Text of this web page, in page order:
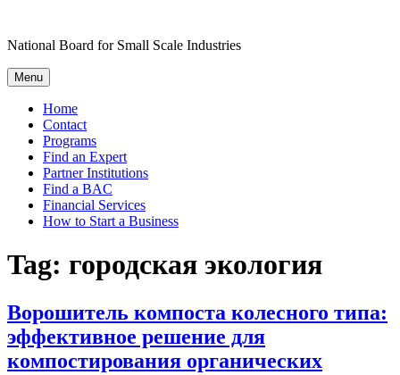
content
National Board for Small Scale Industries
Menu
Home
Contact
Programs
Find an Expert
Partner Institutions
Find a BAC
Financial Services
How to Start a Business
Tag: городская экология
Ворошитель компоста колесного типа:
эффективное решение для
компостирования органических